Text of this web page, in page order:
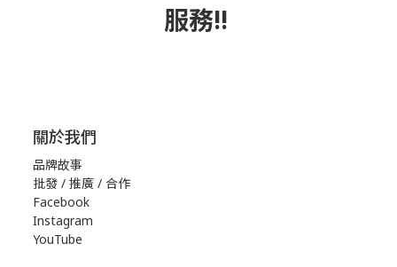
服務!!
關於我們
品牌故事
批發 / 推廣 / 合作
Facebook
Instagram
YouTube